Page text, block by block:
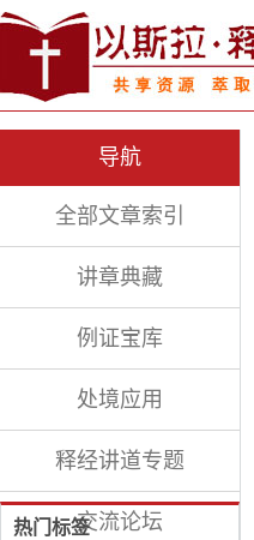
导航
全部文章索引
讲章典藏
例证宝库
处境应用
释经讲道专题
交流论坛
热门标签